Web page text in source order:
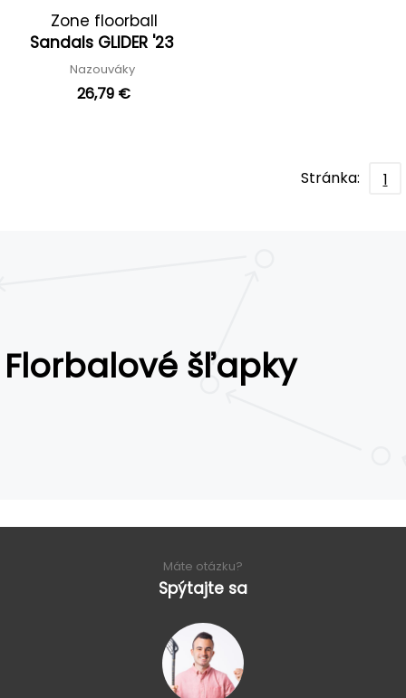
Zone floorball
Sandals GLIDER '23
Nazouváky
26,79 €
Stránka: 1
Florbalové šľapky
Máte otázku?
Spýtajte sa